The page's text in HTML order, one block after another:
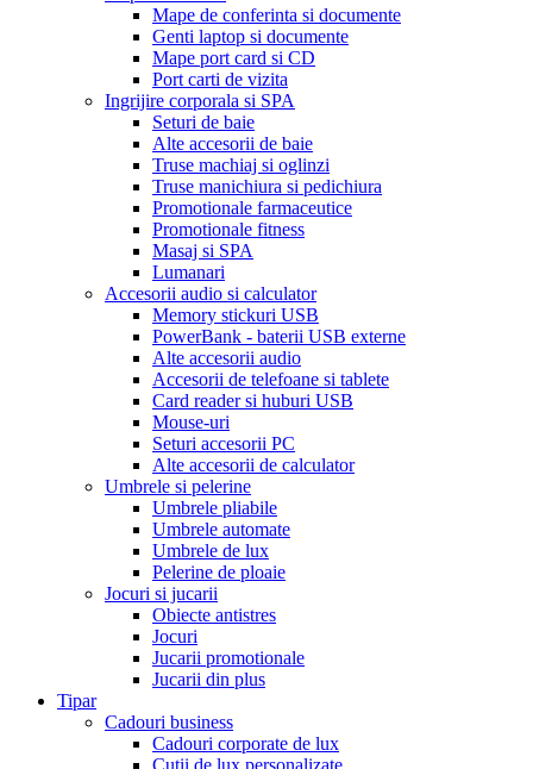
Mape de conferinta si documente
Genti laptop si documente
Mape port card si CD
Port carti de vizita
Ingrijire corporala si SPA
Seturi de baie
Alte accesorii de baie
Truse machiaj si oglinzi
Truse manichiura si pedichiura
Promotionale farmaceutice
Promotionale fitness
Masaj si SPA
Lumanari
Accesorii audio si calculator
Memory stickuri USB
PowerBank - baterii USB externe
Alte accesorii audio
Accesorii de telefoane si tablete
Card reader si huburi USB
Mouse-uri
Seturi accesorii PC
Alte accesorii de calculator
Umbrele si pelerine
Umbrele pliabile
Umbrele automate
Umbrele de lux
Pelerine de ploaie
Jocuri si jucarii
Obiecte antistres
Jocuri
Jucarii promotionale
Jucarii din plus
Tipar
Cadouri business
Cadouri corporate de lux
Cutii de lux personalizate